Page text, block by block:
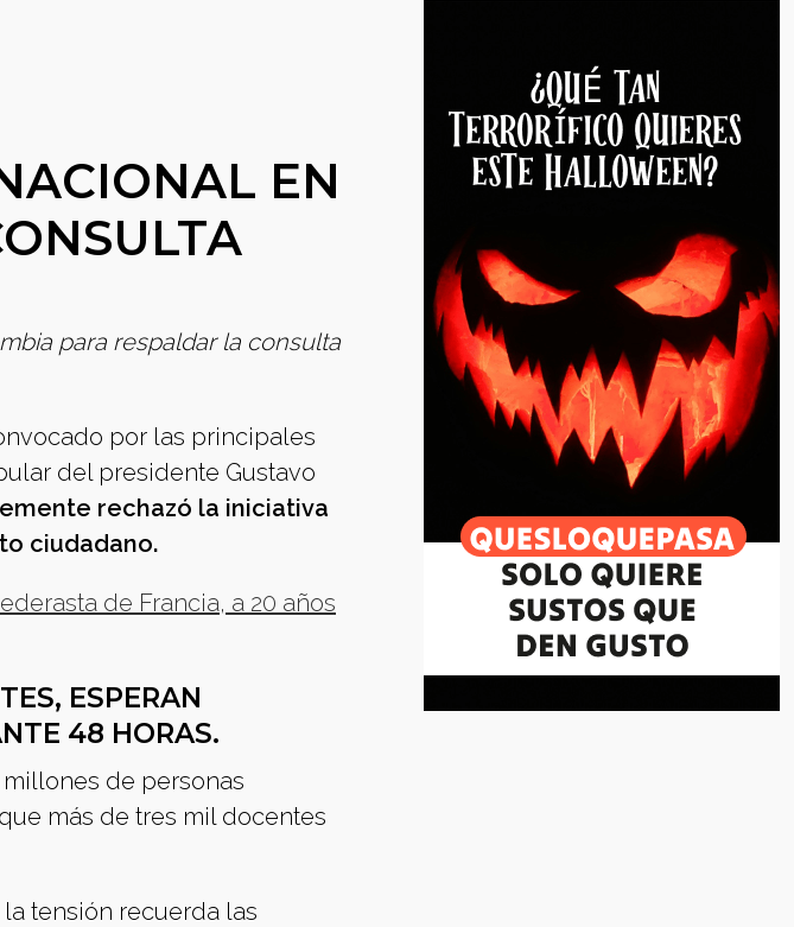
EN
para respaldar la consulta
por las principales
del presidente Gustavo
rechazó la iniciativa
ciudadano.
de Francia, a 20 años
ESPERAN
48 HORAS.
de personas
más de tres mil docentes
tensión recuerda las